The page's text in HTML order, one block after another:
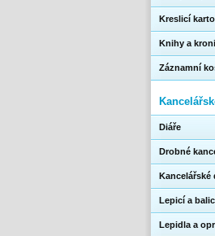
Kreslicí
Knihy a
Záznamní
Diáře
Drobné
Kancelářské
Lepicí a
Lepidla a